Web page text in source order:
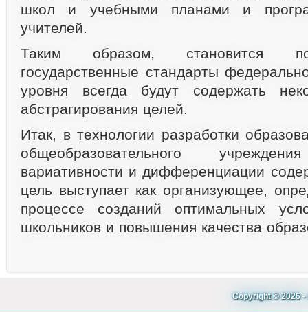
школ и учебными планами и
учителей.
Таким образом, становится
государственные стандарты
уровня всегда будут содержать
абстрагирования целей.
Итак, в технологии разработки
общеобразовательного
вариативности и дифференциации
цель выступает как организующее,
процессе созданий оптимальных
школьников и повышения качества
Copyright © 2026 -